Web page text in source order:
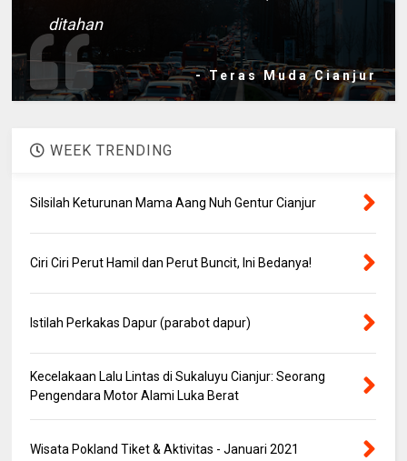
ditahan
- Teras Muda Cianjur
WEEK TRENDING
Silsilah Keturunan Mama Aang Nuh Gentur Cianjur
Ciri Ciri Perut Hamil dan Perut Buncit, Ini Bedanya!
Istilah Perkakas Dapur (parabot dapur)
Kecelakaan Lalu Lintas di Sukaluyu Cianjur: Seorang
Pengendara Motor Alami Luka Berat
Wisata Pokland Tiket & Aktivitas - Januari 2021